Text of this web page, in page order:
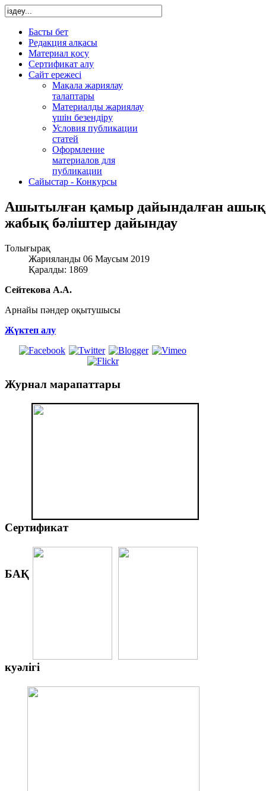
Басты бет
Редакция алқасы
Материал қосу
Сертификат алу
Сайт ережесі
Мақала жариялау
талаптары
Материалды жариялау
үшін безендіру
Условия публикации
статей
Оформление
материалов для
публикации
Сайыстар - Конкурсы
Ашытылған қамыр дайындалған
жабық бәліштер дайындау
Толығырақ
Жарияланды 06 Маусым 2019
Қаралды: 1869
Сейтекова А.А.
Арнайы пәндер оқытушысы
Жүктеп алу
Журнал марапаттары
Сертификат
БАҚ
куәлігі